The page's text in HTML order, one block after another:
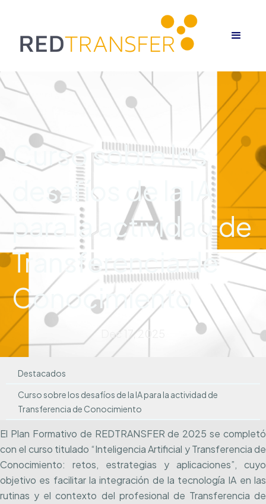
Curso sobre los
desafíos de la IA
para la actividad de
Transferencia de
Conocimiento
Dec 17, 2025
Destacados
Curso sobre los desafíos de la IA para la actividad de
Transferencia de Conocimiento
El Plan Formativo de REDTRANSFER de 2025 se completó
con el curso titulado “Inteligencia Artificial y Transferencia de
Conocimiento: retos, estrategias y aplicaciones”, cuyo
objetivo es facilitar la integración de la tecnología IA en las
rutinas y el contexto del profesional de Transferencia de